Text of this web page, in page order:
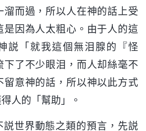
溜而過，所以人在神的話上受
是因為人太粗心。由于人的這
説「就我這個無泪腺的『怪
下了不少眼泪，而人却絲毫不
留意神的話，所以神以此方式
人的「幫助」。
説世界動態之類的預言，先説